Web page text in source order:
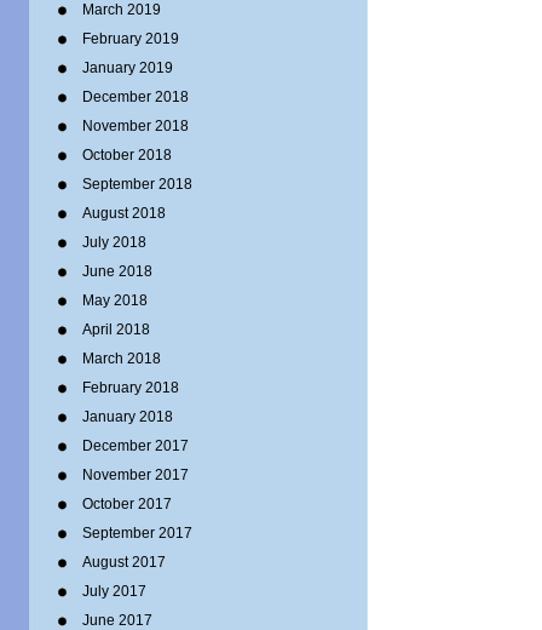
March 2019
February 2019
January 2019
December 2018
November 2018
October 2018
September 2018
August 2018
July 2018
June 2018
May 2018
April 2018
March 2018
February 2018
January 2018
December 2017
November 2017
October 2017
September 2017
August 2017
July 2017
June 2017